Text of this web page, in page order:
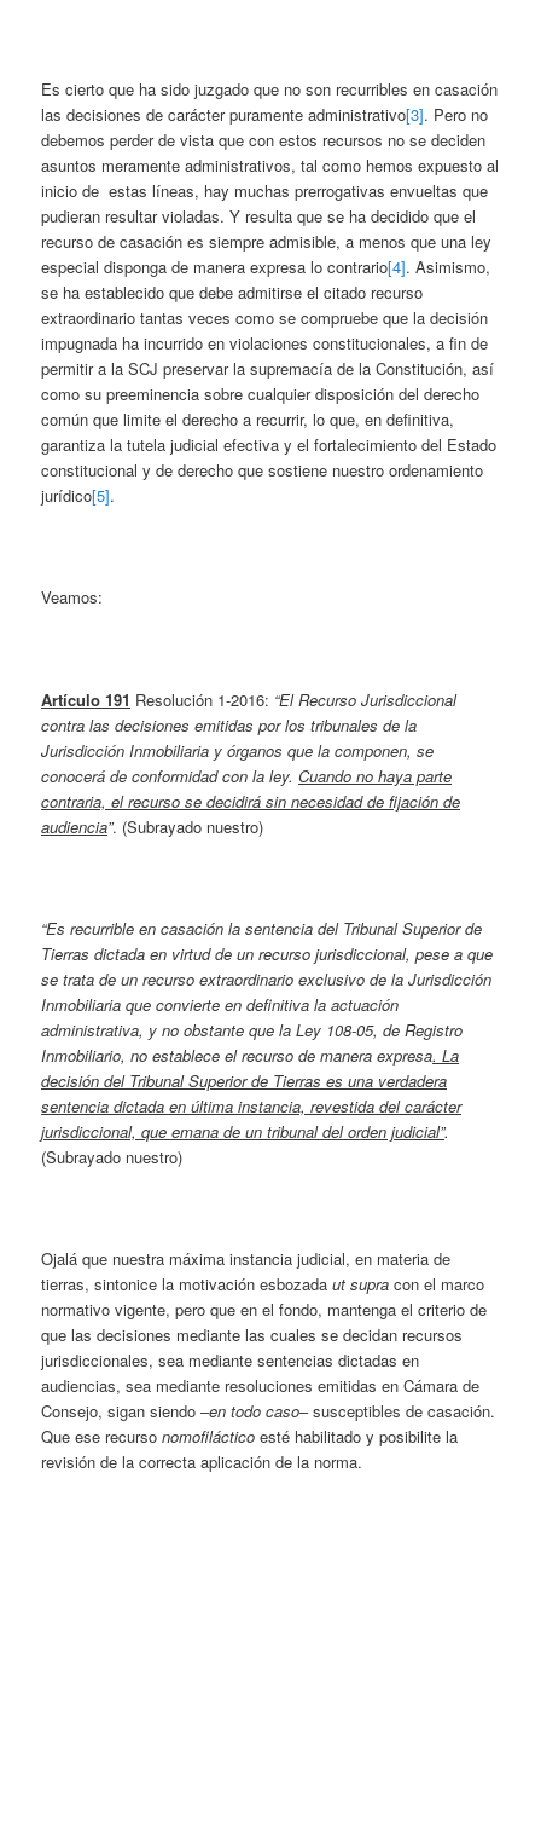
Es cierto que ha sido juzgado que no son recurribles en casación
las decisiones de carácter puramente administrativo[3]. Pero no
debemos perder de vista que con estos recursos no se deciden
asuntos meramente administrativos, tal como hemos expuesto al
inicio de estas líneas, hay muchas prerrogativas envueltas que
pudieran resultar violadas. Y resulta que se ha decidido que el
recurso de casación es siempre admisible, a menos que una ley
especial disponga de manera expresa lo contrario[4]. Asimismo,
se ha establecido que debe admitirse el citado recurso
extraordinario tantas veces como se compruebe que la decisión
impugnada ha incurrido en violaciones constitucionales, a fin de
permitir a la SCJ preservar la supremacía de la Constitución, así
como su preeminencia sobre cualquier disposición del derecho
común que limite el derecho a recurrir, lo que, en definitiva,
garantiza la tutela judicial efectiva y el fortalecimiento del Estado
constitucional y de derecho que sostiene nuestro ordenamiento
jurídico[5].
Veamos:
Artículo 191 Resolución 1-2016: “El Recurso Jurisdiccional
contra las decisiones emitidas por los tribunales de la
Jurisdicción Inmobiliaria y órganos que la componen, se
conocerá de conformidad con la ley.Cuando no haya parte
contraria, el recurso se decidirá sin necesidad de fijación de
audiencia”. (Subrayado nuestro)
“Es recurrible en casación la sentencia del Tribunal Superior de
Tierras dictada en virtud de un recurso jurisdiccional, pese a que
se trata de un recurso extraordinario exclusivo de la Jurisdicción
Inmobiliaria que convierte en definitiva la actuación
administrativa, y no obstante que la Ley 108-05, de Registro
Inmobiliario, no establece el recurso de manera expresa. La
decisión del Tribunal Superior de Tierras es una verdadera
sentencia dictada en última instancia, revestida del carácter
jurisdiccional, que emana de un tribunal del orden judicial”.
(Subrayado nuestro)
Ojalá que nuestra máxima instancia judicial, en materia de
tierras, sintonice la motivación esbozadaut supra con el marco
normativo vigente, pero que en el fondo, mantenga el criterio de
que las decisiones mediante las cuales se decidan recursos
jurisdiccionales, sea mediante sentencias dictadas en
audiencias, sea mediante resoluciones emitidas en Cámara de
Consejo, sigan siendo –en todo caso– susceptibles de casación.
Que ese recursonomofiláctico esté habilitado y posibilite la
revisión de la correcta aplicación de la norma.